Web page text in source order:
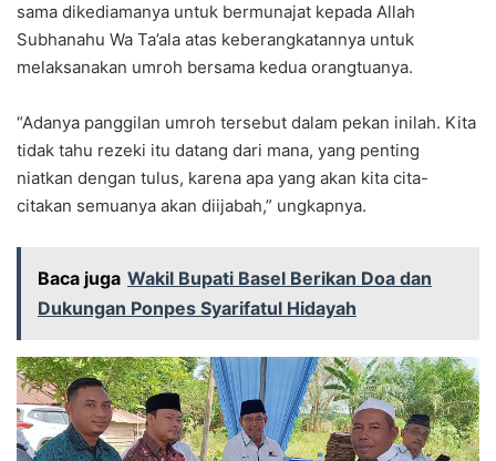
sama dikediamanya untuk bermunajat kepada Allah
Subhanahu Wa Ta’ala atas keberangkatannya untuk
melaksanakan umroh bersama kedua orangtuanya.
“Adanya panggilan umroh tersebut dalam pekan inilah. Kita
tidak tahu rezeki itu datang dari mana, yang penting
niatkan dengan tulus, karena apa yang akan kita cita-
citakan semuanya akan diijabah,” ungkapnya.
Baca juga Wakil Bupati Basel Berikan Doa dan
Dukungan Ponpes Syarifatul Hidayah